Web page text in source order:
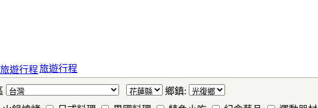
旅遊行程
鄉鎮: